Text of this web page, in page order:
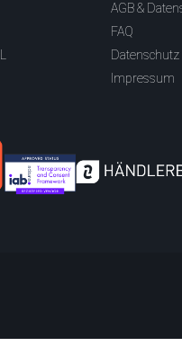
AGB &
FAQ
Datenschutz
Impressum